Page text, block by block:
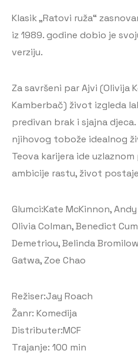
Klasik „Ratovi ruža“
iz 1989. godine dobio je
verziju.
Za savršeni par Ajvi (Olivija
Kamberbač) život izgleda
predivan brak i sjajna
njihovog tobože idealnog
Teova karijera ide
ambicije rastu, život
Glumci:Kate McKinnon,
Olivia Colman, Benedict
Demetriou, Belinda
Gatwa, Zoe Chao
Režiser:Jay Roach
Žanr: Komedija
Distributer:MCF
Trajanje: 100 min